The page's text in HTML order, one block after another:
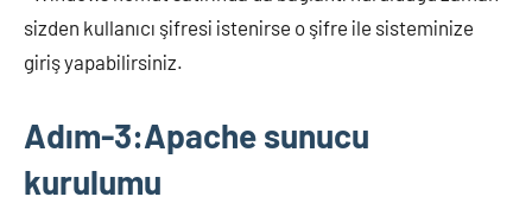
sizden kullanıcı şifresi istenirse o şifre ile sisteminize
giriş yapabilirsiniz.
Adım-3:Apache sunucu
kurulumu